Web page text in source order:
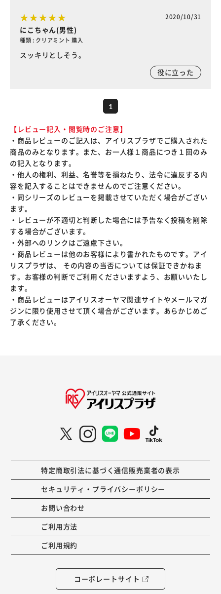
2020/10/31
にこちゃん(男性)
種類 : クリアミント 購入
スッキリとしそう。
役に立った
1
【レビュー記入・閲覧時のご注意】
・商品レビューのご記入は、アイリスプラザでご購入された
商品のみとなります。また、お一人様１商品につき１回のみ
の記入となります。
・他人の権利、利益、名誉等を損ねたり、法令に違反する内
容を記入することはできませんのでご注意ください。
・同シリーズのレビューを掲載させていただく場合がござい
ます。
・レビューが不適切と判断した場合には予告なく投稿を削除
する場合がございます。
・外部へのリンクはご遠慮下さい。
・商品レビューは他のお客様により書かれたものです。アイ
リスプラザは、 その内容の当否については保証できかねま
す。お客様の判断でご利用くださいますよう、お願いいたし
ます。
・商品レビューはアイリスオーヤマ関連サイトやメールマガ
ジンに限り使用させて頂く場合がございます。あらかじめご
了承ください。
特定商取引法に基づく通信販売業者の表示
セキュリティ・プライバシーポリシー
お問い合わせ
ご利用方法
ご利用規約
コーポレートサイト